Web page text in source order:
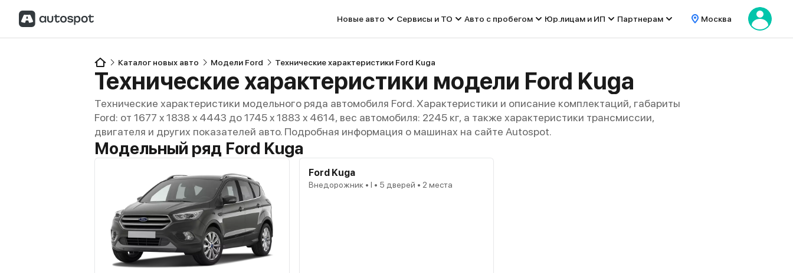
Новые авто Сервисы и ТО Авто с пробегом Юр.лицам и ИП Партнерам Москва
Каталог новых авто Модели Ford Технические характеристики Ford Kuga
Технические характеристики модели Ford Kuga
Технические характеристики модельного ряда автомобиля Ford. Характеристики и описание комплектаций, габариты
Ford: от 1677 x 1838 x 4443 до 1745 x 1883 x 4614, вес автомобиля: 2245 кг, а также характеристики трансмиссии,
двигателя и других показателей авто. Подробная информация о машинах на сайте Autospot.
Модельный ряд Ford Kuga
Ford Kuga
Внедорожник • I • 5 дверей • 2 места